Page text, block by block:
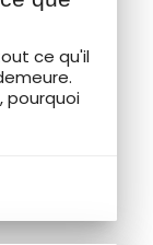
ce qu'il
pourquoi